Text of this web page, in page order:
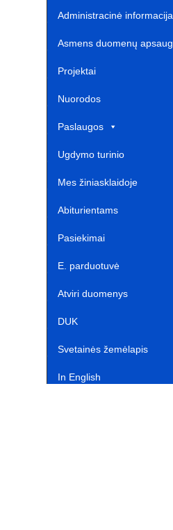
Administracinė informacija
Asmens duomenų
Projektai‎
Nuorodos ‎ ‎ ‎ ‎ ‎ ‎ ‎ ‎ ‎ ‎ ‎‎
Paslaugos
Ugdymo turinio
atnaujinimas‎
Mes žiniasklaidoje‎
Abiturientams‎‎
Pasiekimai
E. parduotuvė ‎ ‎ ‎ ‎ ‎ ‎ ‎ ‎ ‎ ‎ ‎ ‎ ‎
Atviri duomenys
DUK
Svetainės žemėlapis
In English‎